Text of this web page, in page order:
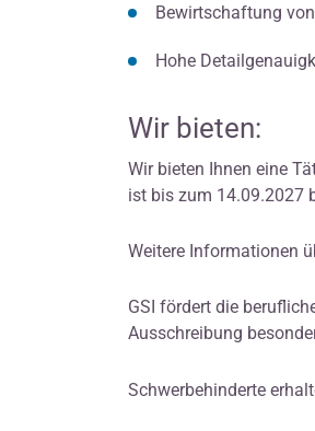
Bewirtschaftung
Hohe
Wir bieten:
Wir bieten Ihnen eine
ist bis zum 14.09.2027
Weitere Informationen
GSI fördert die
Ausschreibung
Schwerbehinderte